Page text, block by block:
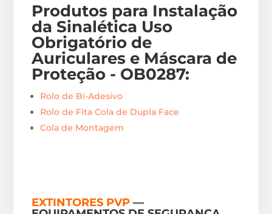
Produtos para Instalação
da Sinalética Uso
Obrigatório de
Auriculares e Máscara de
Proteção - OB0287:
Rolo de Bi-Adesivo
Rolo de Fita Cola de Dupla Face
Cola de Montagem
EXTINTORES PVP —